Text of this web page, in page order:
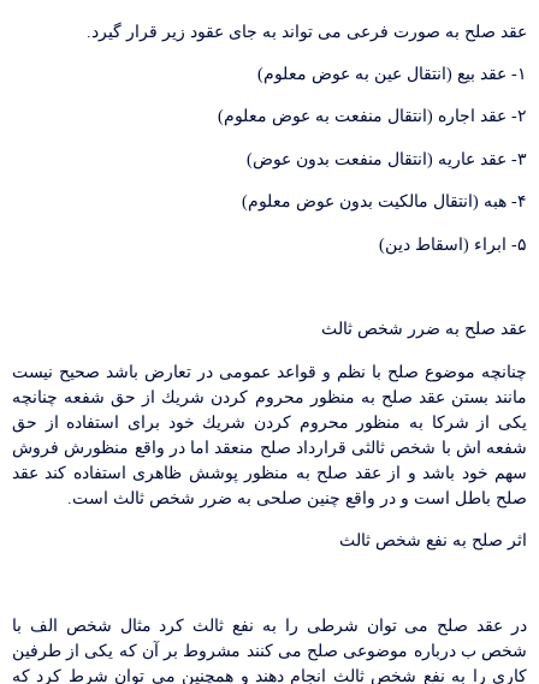
عقد صلح به صورت فرعی می تواند به جای عقود زیر قرار گیرد.
۱- عقد بیع (انتقال عین به عوض معلوم)
۲- عقد اجاره (انتقال منفعت به عوض معلوم)
۳- عقد عاریه (انتقال منفعت بدون عوض)
۴- هبه (انتقال مالكیت بدون عوض معلوم)
۵- ابراء (اسقاط دین)
عقد صلح به ضرر شخص ثالث
چنانچه موضوع صلح با نظم و قواعد عمومی در تعارض باشد صحیح نیست
مانند بستن عقد صلح به منظور محروم كردن شریك از حق شفعه چنانچه
یكی از شركا به منظور محروم كردن شریك خود برای استفاده از حق
شفعه اش با شخص ثالثی قرارداد صلح منعقد اما در واقع منظورش فروش
سهم خود باشد و از عقد صلح به منظور پوشش ظاهری استفاده كند عقد
صلح باطل است و در واقع چنین صلحی به ضرر شخص ثالث است.
اثر صلح به نفع شخص ثالث
در عقد صلح می توان شرطی را به نفع ثالث كرد مثال شخص الف با
شخص ب درباره موضوعی صلح می كنند مشروط بر آن كه یكی از طرفین
كاری را به نفع شخص ثالث انجام دهند و همچنین می توان شرط كرد كه